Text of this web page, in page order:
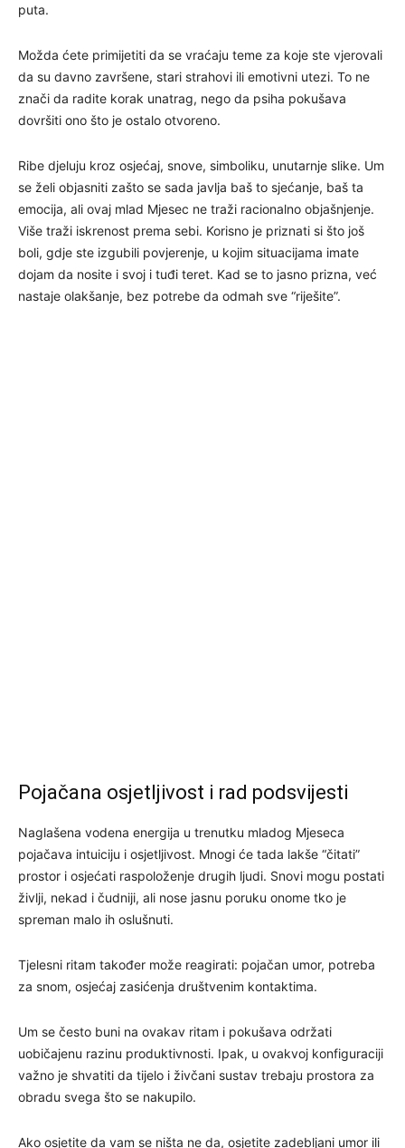
puta.
Možda ćete primijetiti da se vraćaju teme za koje ste vjerovali
da su davno završene, stari strahovi ili emotivni utezi. To ne
znači da radite korak unatrag, nego da psiha pokušava
dovršiti ono što je ostalo otvoreno.
Ribe djeluju kroz osjećaj, snove, simboliku, unutarnje slike. Um
se želi objasniti zašto se sada javlja baš to sjećanje, baš ta
emocija, ali ovaj mlad Mjesec ne traži racionalno objašnjenje.
Više traži iskrenost prema sebi. Korisno je priznati si što još
boli, gdje ste izgubili povjerenje, u kojim situacijama imate
dojam da nosite i svoj i tuđi teret. Kad se to jasno prizna, već
nastaje olakšanje, bez potrebe da odmah sve “riješite”.
Pojačana osjetljivost i rad podsvijesti
Naglašena vodena energija u trenutku mladog Mjeseca
pojačava intuiciju i osjetljivost. Mnogi će tada lakše “čitati”
prostor i osjećati raspoloženje drugih ljudi. Snovi mogu postati
življi, nekad i čudniji, ali nose jasnu poruku onome tko je
spreman malo ih oslušnuti.
Tjelesni ritam također može reagirati: pojačan umor, potreba
za snom, osjećaj zasićenja društvenim kontaktima.
Um se često buni na ovakav ritam i pokušava održati
uobičajenu razinu produktivnosti. Ipak, u ovakvoj konfiguraciji
važno je shvatiti da tijelo i živčani sustav trebaju prostora za
obradu svega što se nakupilo.
Ako osjetite da vam se ništa ne da, osjetite zadebljani umor ili